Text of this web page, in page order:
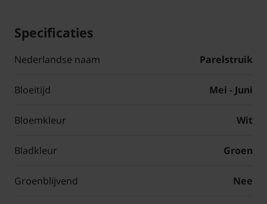
Specificaties
Nederlandse naam Parelstruik
Bloeitijd Mei - Juni
Bloemkleur Wit
Bladkleur Groen
Groenblijvend Nee